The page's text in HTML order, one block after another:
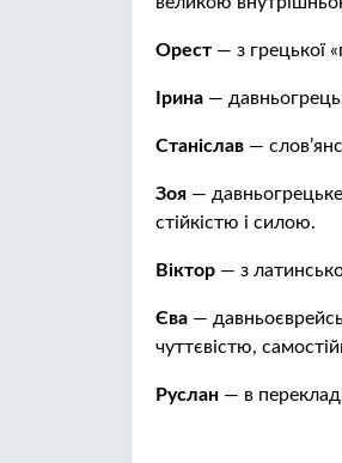
Орест — з грецької
Ірина —
Станіслав —
Зоя —
стійкістю і силою.
Віктор — з
Єва —
чуттєвістю,
Руслан — в